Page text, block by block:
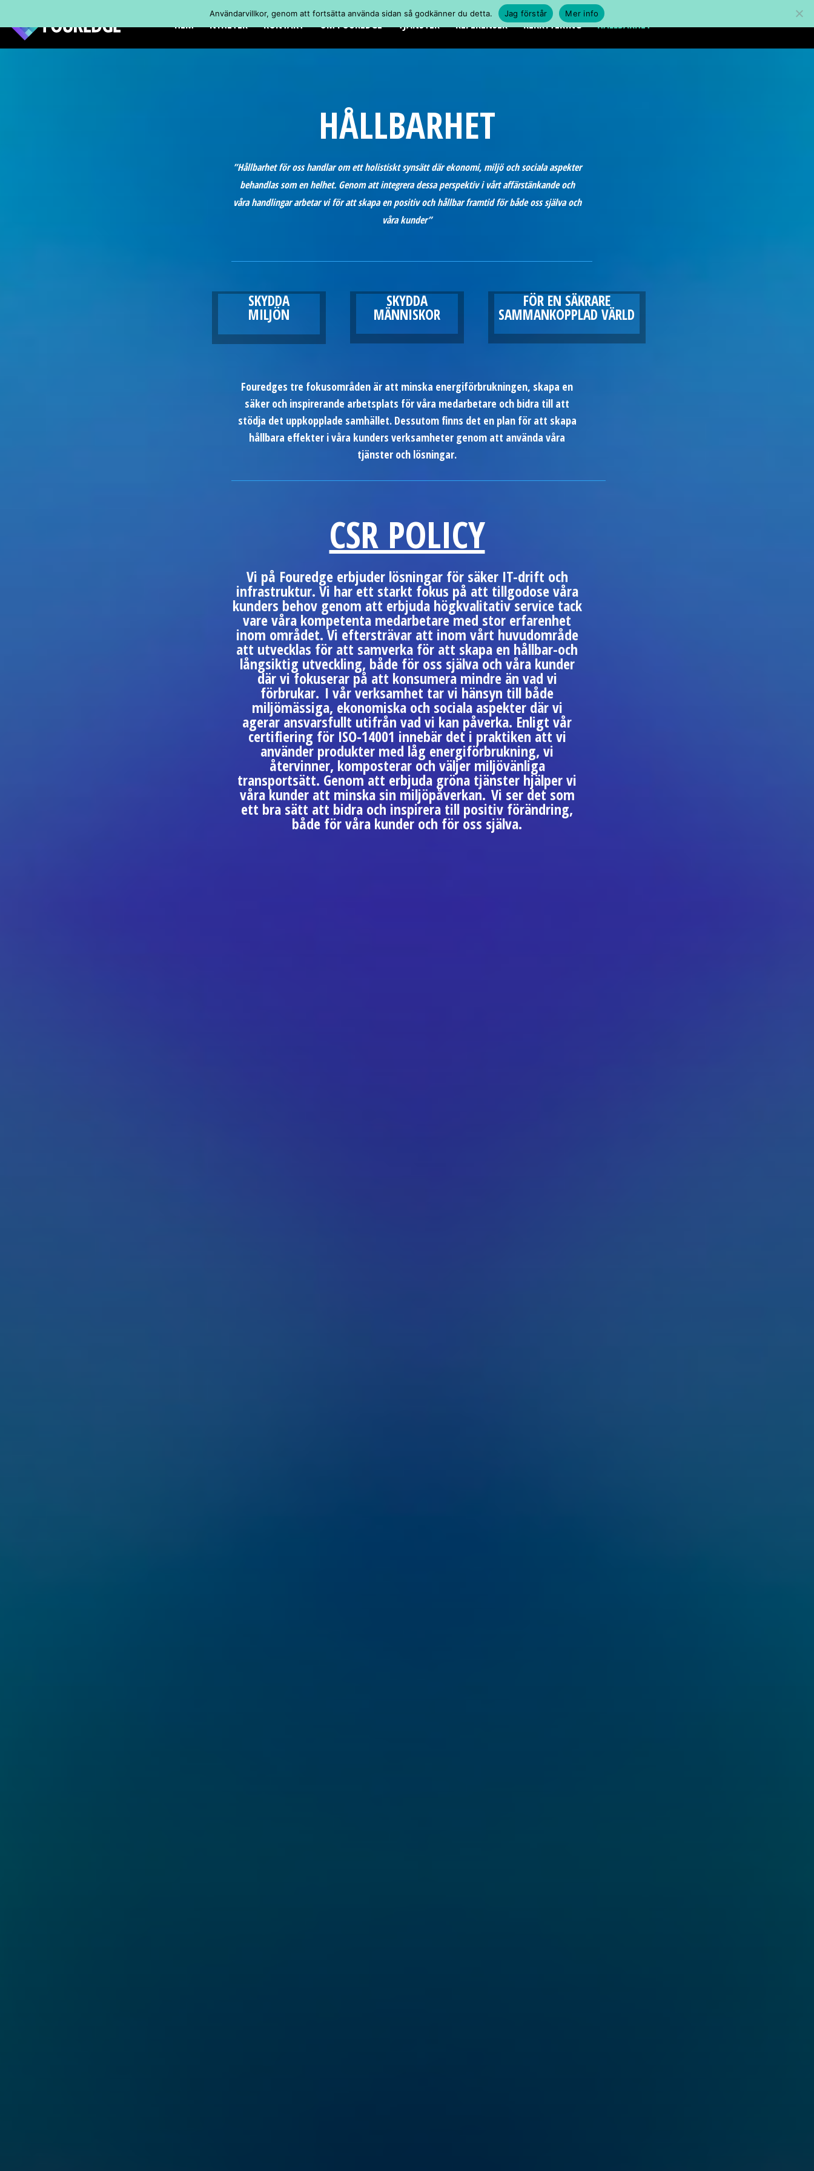
HEM NYHETER KONTAKT OM FOUREDGE TJÄNSTER REFERENSER REKRYTERING HÅLLBARHET
HÅLLBARHET
”Hållbarhet för oss handlar om ett holistiskt synsätt där ekonomi, miljö och sociala aspekter
behandlas som en helhet. Genom att integrera dessa perspektiv i vårt affärstänkande och
våra handlingar arbetar vi för att skapa en positiv och hållbar framtid för både oss själva och
våra kunder”
SKYDDA
MILJÖN
SKYDDA
MÄNNISKOR
FÖR EN SÄKRARE
SAMMANKOPPLAD VÄRLD
Fouredges tre fokusområden är att minska energiförbrukningen, skapa en
säker och inspirerande arbetsplats för våra medarbetare och bidra till att
stödja det uppkopplade samhället. Dessutom finns det en plan för att skapa
hållbara effekter i våra kunders verksamheter genom att använda våra
tjänster och lösningar.
CSR POLICY
Vi på Fouredge erbjuder lösningar för säker IT-drift och
infrastruktur. Vi har ett starkt fokus på att tillgodose våra
kunders behov genom att erbjuda högkvalitativ service tack
vare våra kompetenta medarbetare med stor erfarenhet
inom området. Vi eftersträvar att inom vårt huvudområde
att utvecklas för att samverka för att skapa en hållbar-och
långsiktig utveckling, både för oss själva och våra kunder
där vi fokuserar på att konsumera mindre än vad vi
förbrukar. I vår verksamhet tar vi hänsyn till både
miljömässiga, ekonomiska och sociala aspekter där vi
agerar ansvarsfullt utifrån vad vi kan påverka. Enligt vår
certifiering för ISO-14001 innebär det i praktiken att vi
använder produkter med låg energiförbrukning, vi
återvinner, komposterar och väljer miljövänliga
transportsätt. Genom att erbjuda gröna tjänster hjälper vi
våra kunder att minska sin miljöpåverkan. Vi ser det som
ett bra sätt att bidra och inspirera till positiv förändring,
både för våra kunder och för oss själva.
Användarvillkor, genom att fortsätta använda sidan så godkänner du detta. Jag förstår Mer info